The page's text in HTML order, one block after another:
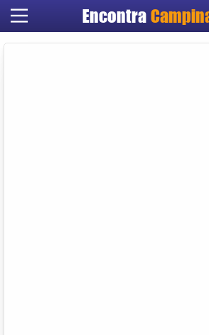
Encontra
Cadastrar